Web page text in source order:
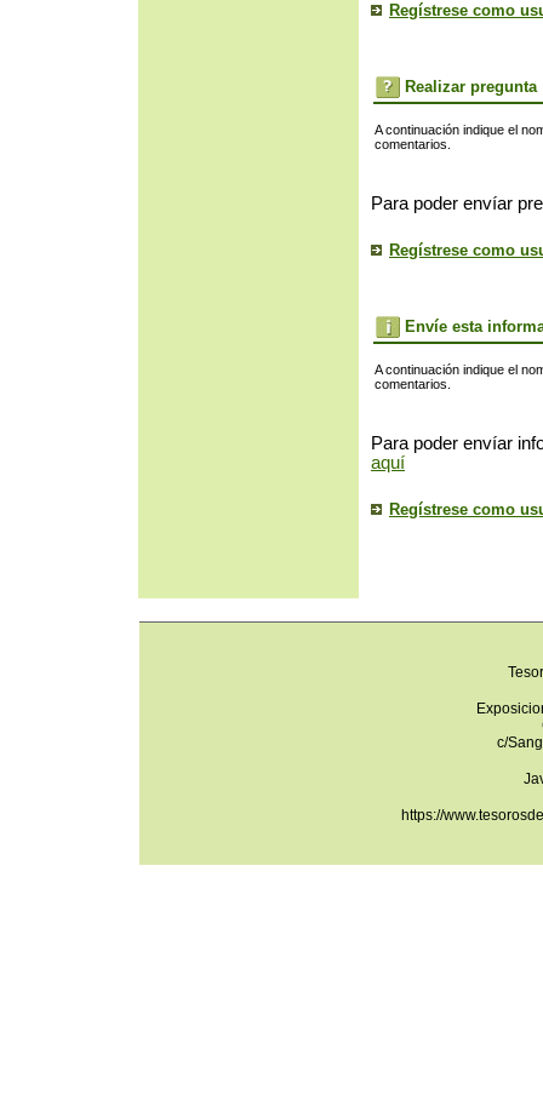
Regístrese como
Realizar pregunta
A continuación indique el
comentarios.
Para poder envíar
Regístrese como
Envíe esta
A continuación indique el
comentarios.
Para poder envíar
aquí
Regístrese como
c/
https://